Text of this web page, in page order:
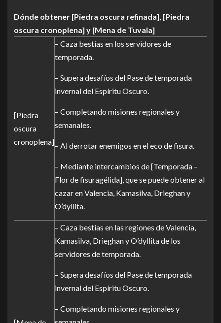
Dónde obtener [Piedra oscura refinada], [Piedra
oscura cronoplena] y [Mena de Tuvala]
[Piedra
oscura
cronoplena]
– Caza bestias en los servidores de
temporada.
– Supera desafíos del Pase de temporada
invernal del Espíritu Oscuro.
– Completando misiones regionales y
semanales.
– Al derrotar enemigos en el eco de fisura.
– Mediante intercambios de [Temporada –
Flor de fisuragélida], que se puede obtener al
cazar en Valencia, Kamasilva, Drieghan y
O’dyllita.
– Caza bestias en las regiones de Valencia,
Kamasilva, Drieghan y O’dyllita de los
servidores de temporada.
– Supera desafíos del Pase de temporada
invernal del Espíritu Oscuro.
– Completando misiones regionales y